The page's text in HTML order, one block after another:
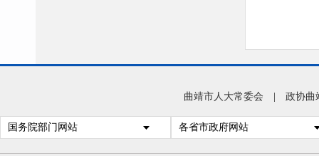
曲靖市人大常委会 政协曲
国务院部门网站 各省市政府网站